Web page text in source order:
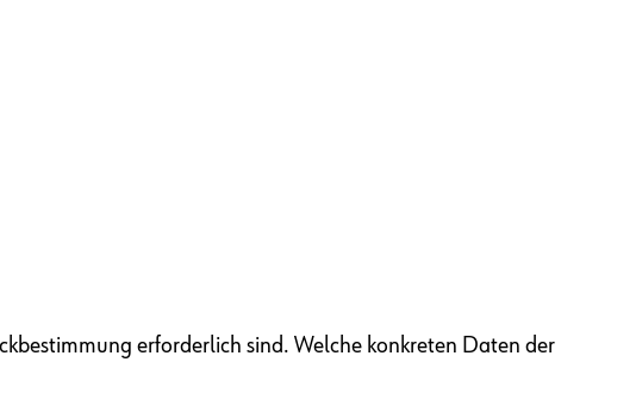
erforderlich sind. Welche konkreten Daten der